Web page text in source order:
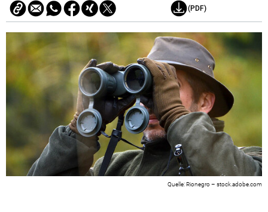
(PDF)
Rionegro – stock.adobe.com